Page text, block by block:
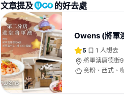
文章提及 的好去處
Owens (將軍
5 1 人想去
將軍澳唐德街
意粉、西式、